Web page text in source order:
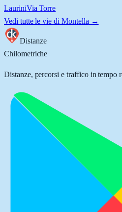
LauriniVia Torre
Vedi tutte le vie di Montella →
Distanze
Chilometriche
Distanze, percorsi e traffico in tempo